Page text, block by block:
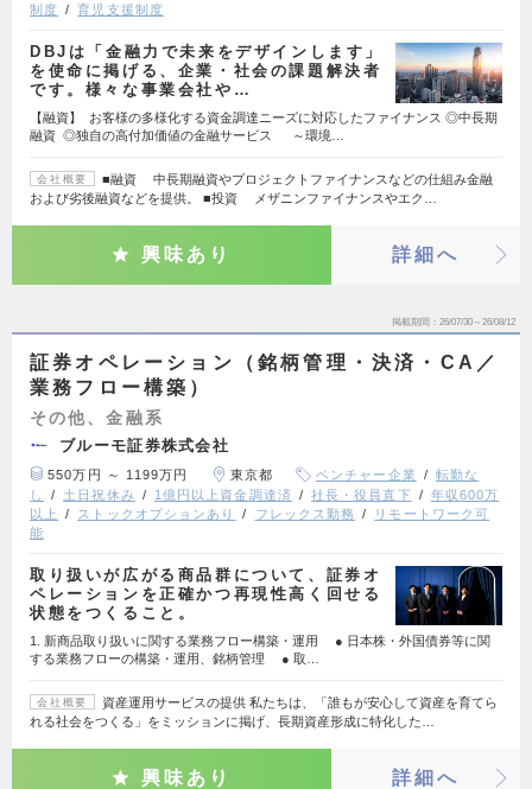
制度
育児支援制度
DBJは「金融⼒で未来をデザインします」
を使命に掲げる、企業・社会の課題解決者
です。様々な事業会社や…
【融資】 お客様の多様化する資金調達ニーズに対応したファイナンス ◎中長期
融資 ◎独自の高付加価値の金融サービス ～環境…
会社概要
■融資 中長期融資やプロジェクトファイナンスなどの仕組み金融
および劣後融資などを提供。 ■投資 メザニンファイナンスやエク…
興味あり 詳細へ
掲載期間 26/07/30～26/08/12
証券オペレーション（銘柄管理・決済・CA／
業務フロー構築）
その他、金融系
ブルーモ証券株式会社
550万円 ～ 1199万円 東京都 ベンチャー企業
転勤な
し
土日祝休み 1億円以上資金調達済 社長・役員直下
年収600万
以上
ストックオプションあり フレックス勤務
リモートワーク可
能
取り扱いが広がる商品群について、証券オ
ペレーションを正確かつ再現性高く回せる
状態をつくること。
1. 新商品取り扱いに関する業務フロー構築・運用 ● 日本株・外国債券等に関
する業務フローの構築・運用、銘柄管理 ● 取…
会社概要
資産運用サービスの提供 私たちは、「誰もが安心して資産を育てら
れる社会をつくる」をミッションに掲げ、長期資産形成に特化した…
興味あり 詳細へ